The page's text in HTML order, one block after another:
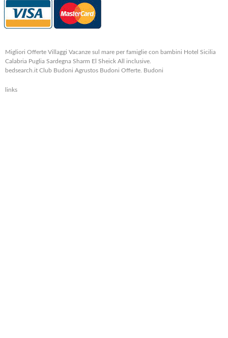
Migliori Offerte Villaggi Vacanze sul mare per famiglie con bambini Hotel Sicilia
Calabria Puglia Sardegna Sharm El Sheick All inclusive.
bedsearch.it Club Budoni Agrustos Budoni Offerte. Budoni
links